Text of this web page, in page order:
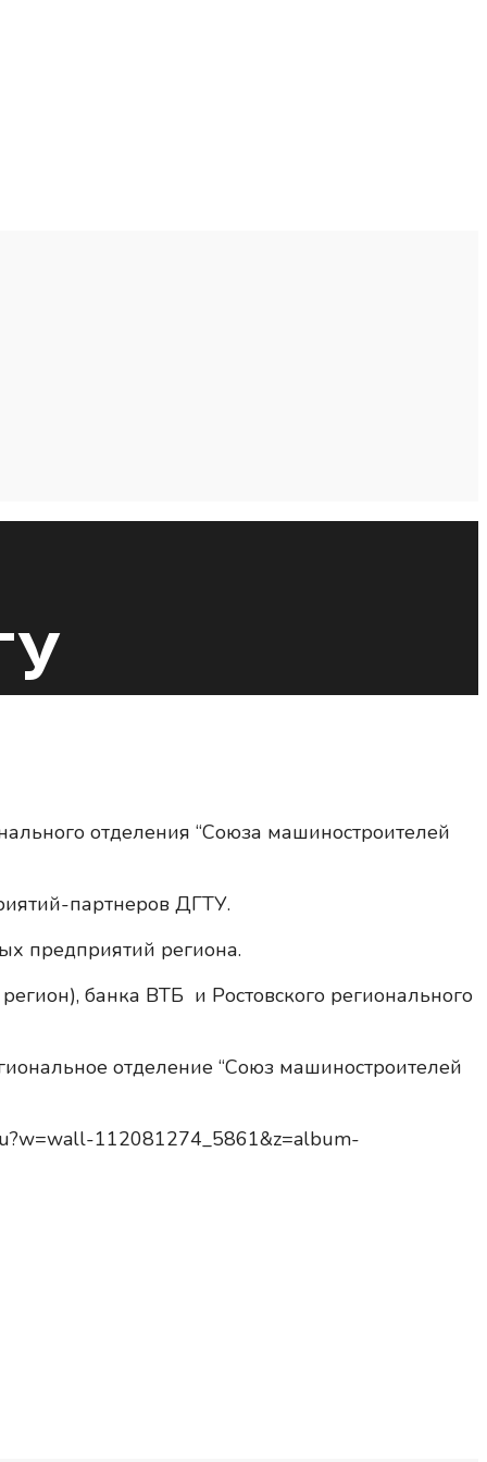
отделения “Союза машиностроителей
партнеров ДГТУ.
предприятий региона.
банка ВТБ и Ростовского регионального
отделение “Союз машиностроителей
112081274_5861&z=album-